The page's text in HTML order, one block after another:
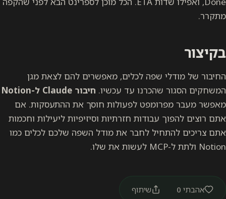
מתקרר.
בקיצור
החיבור של מודלי שפה לכלים, מאפשרים להם לצאת מגן
המשחקים הסגור שהכרנו עד עכשיו. חיבור Claude ל-Notion
מאפשר מעבר מפרומפט לפעולות חוסך את ההתעסקות. אם
אתם רוצים להפוך עבודות חזרתיות וסיזיפיות ליעילות וחכמות
אתם צריכים להתחיל לחבר את מודל השפה שלכם לכלים כמו
Notion ולתת ל-MCP לעשות את שלו.
אהבתי 0 שיתוף